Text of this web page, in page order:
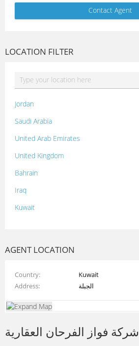
LOCATION FILTER
Jordan
Saudi Arabia
United Arab Emirates
United Kingdom
Bahrain
Iraq
Kuwait
Palestine
Syria
Tunisia
AGENT LOCATION
Country
Kuwait
Address
الجبلة
شركة فواز الفرحان العقارية